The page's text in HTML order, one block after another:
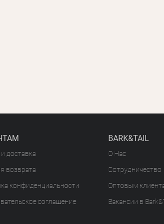
доставка
возврата
конфиденциальности
соглашение
BARK&TAIL
О Нас
Сотрудничество
Оптовым
Вакансии в